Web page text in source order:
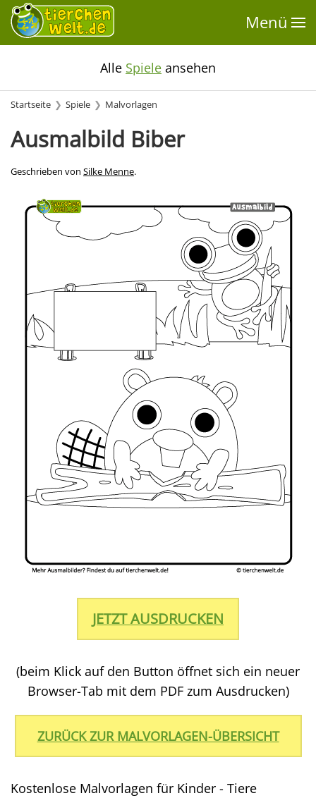
Menü
Alle Spiele ansehen
Startseite Spiele Malvorlagen
Ausmalbild Biber
Geschrieben von Silke Menne.
JETZT AUSDRUCKEN
(beim Klick auf den Button öffnet sich ein neuer
Browser-Tab mit dem PDF zum Ausdrucken)
ZURÜCK ZUR MALVORLAGEN-ÜBERSICHT
Kostenlose Malvorlagen für Kinder - Tiere